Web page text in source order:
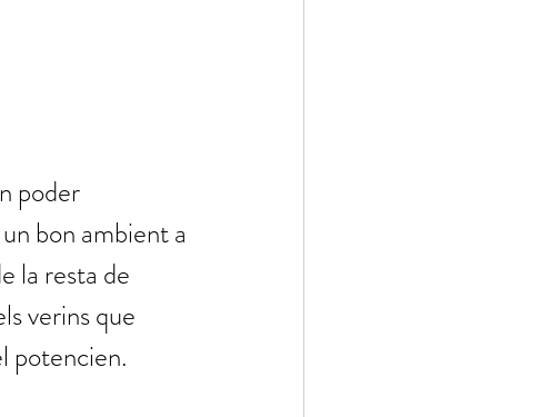
poder
bon ambient a
la resta de
verins que
potencien.